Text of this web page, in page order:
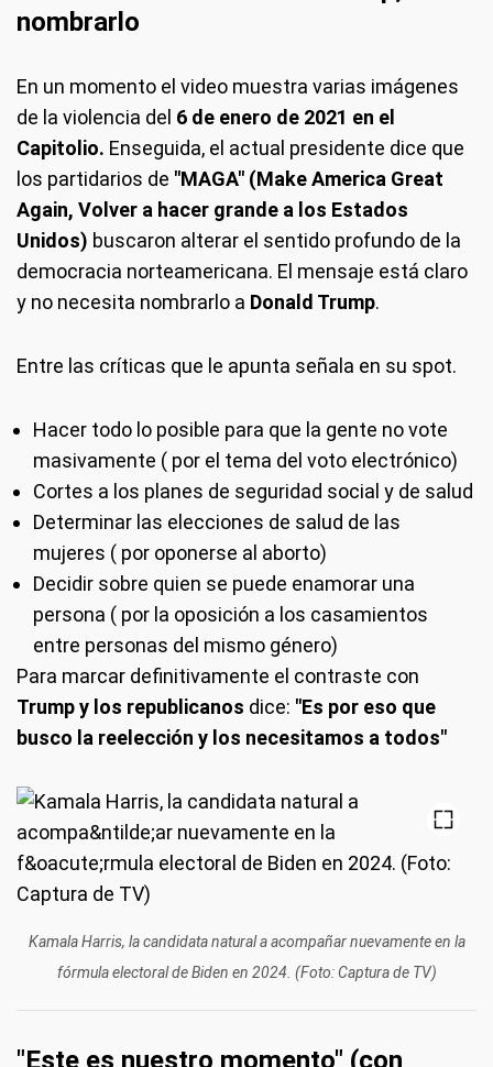
nombrarlo
En un momento el video muestra varias imágenes
de la violencia del 6 de enero de 2021 en el
Capitolio. Enseguida, el actual presidente dice que
los partidarios de "MAGA" (Make America Great
Again, Volver a hacer grande a los Estados
Unidos) buscaron alterar el sentido profundo de la
democracia norteamericana. El mensaje está claro
y no necesita nombrarlo a Donald Trump.
Entre las críticas que le apunta señala en su spot.
Hacer todo lo posible para que la gente no vote
masivamente ( por el tema del voto electrónico)
Cortes a los planes de seguridad social y de salud
Determinar las elecciones de salud de las
mujeres ( por oponerse al aborto)
Decidir sobre quien se puede enamorar una
persona ( por la oposición a los casamientos
entre personas del mismo género)
Para marcar definitivamente el contraste con
Trump y los republicanos dice: "Es por eso que
busco la reelección y los necesitamos a todos"
Kamala Harris, la candidata natural a acompañar nuevamente en la
fórmula electoral de Biden en 2024. (Foto: Captura de TV)
"Este es nuestro momento" (con